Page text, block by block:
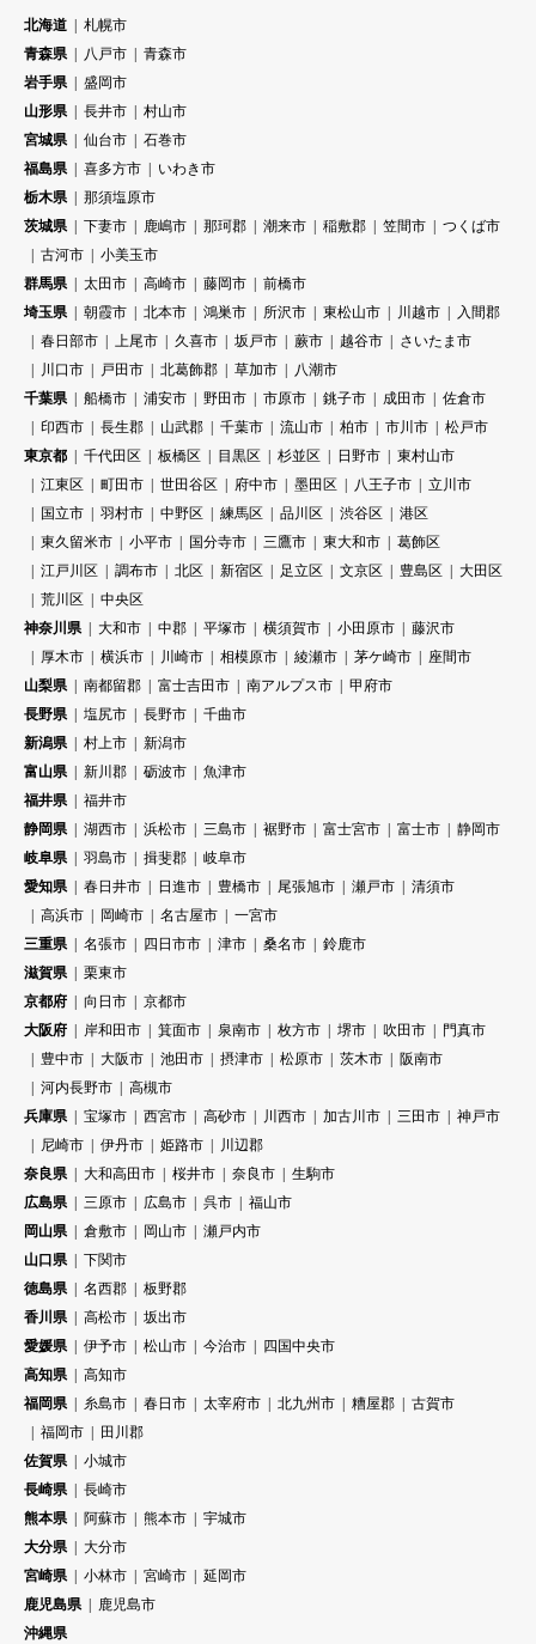
北海道
札幌市
青森県
八戸市
青森市
岩手県
盛岡市
山形県
長井市
村山市
宮城県
仙台市
石巻市
福島県
喜多方市
いわき市
栃木県
那須塩原市
茨城県
下妻市 鹿嶋市 那珂郡 潮来市 稲敷郡 笠間市
つくば市
古河市
小美玉市
群馬県
太田市 高崎市 藤岡市
前橋市
埼玉県
朝霞市 北本市 鴻巣市 所沢市 東松山市 川越市
入間郡
春日部市
上尾市 久喜市 坂戸市 蕨市 越谷市
さいたま市
川口市
戸田市 北葛飾郡 草加市
八潮市
千葉県
船橋市 浦安市 野田市 市原市 銚子市 成田市
佐倉市
印西市
長生郡 山武郡 千葉市 流山市 柏市 市川市
松戸市
東京都
千代田区 板橋区 目黒区 杉並区 日野市
東村山市
江東区
町田市 世田谷区 府中市 墨田区 八王子市
立川市
国立市
羽村市 中野区 練馬区 品川区 渋谷区
港区
東久留米市
小平市 国分寺市 三鷹市 東大和市
葛飾区
江戸川区
調布市 北区 新宿区 足立区 文京区 豊島区
大田区
荒川区
中央区
神奈川県
大和市 中郡 平塚市 横須賀市 小田原市
藤沢市
厚木市
横浜市 川崎市 相模原市 綾瀬市 茅ケ崎市
座間市
山梨県
南都留郡 富士吉田市 南アルプス市
甲府市
長野県
塩尻市 長野市
千曲市
新潟県
村上市
新潟市
富山県
新川郡 砺波市
魚津市
福井県
福井市
静岡県
湖西市 浜松市 三島市 裾野市 富士宮市 富士市
静岡市
岐阜県
羽島市 揖斐郡
岐阜市
愛知県
春日井市 日進市 豊橋市 尾張旭市 瀬戸市
清須市
高浜市
岡崎市 名古屋市
一宮市
三重県
名張市 四日市市 津市 桑名市
鈴鹿市
滋賀県
栗東市
京都府
向日市
京都市
大阪府
岸和田市 箕面市 泉南市 枚方市 堺市 吹田市
門真市
豊中市
大阪市 池田市 摂津市 松原市 茨木市
阪南市
河内長野市
高槻市
兵庫県
宝塚市 西宮市 高砂市 川西市 加古川市 三田市
神戸市
尼崎市
伊丹市 姫路市
川辺郡
奈良県
大和高田市 桜井市 奈良市
生駒市
広島県
三原市 広島市 呉市
福山市
岡山県
倉敷市 岡山市
瀬戸内市
山口県
下関市
徳島県
名西郡
板野郡
香川県
高松市
坂出市
愛媛県
伊予市 松山市 今治市
四国中央市
高知県
高知市
福岡県
糸島市 春日市 太宰府市 北九州市 糟屋郡
古賀市
福岡市
田川郡
佐賀県
小城市
長崎県
長崎市
熊本県
阿蘇市 熊本市
宇城市
大分県
大分市
宮崎県
小林市 宮崎市
延岡市
鹿児島県
鹿児島市
沖縄県